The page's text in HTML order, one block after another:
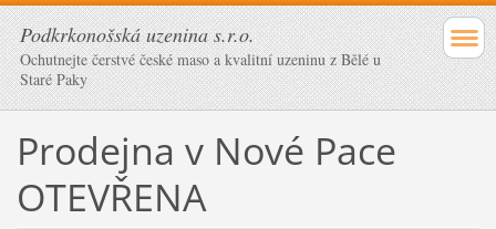
Podkrkonošská uzenina s.r.o.
Ochutnejte čerstvé české maso a kvalitní uzeninu z Bělé u
Staré Paky
Prodejna v Nové Pace
OTEVŘENA